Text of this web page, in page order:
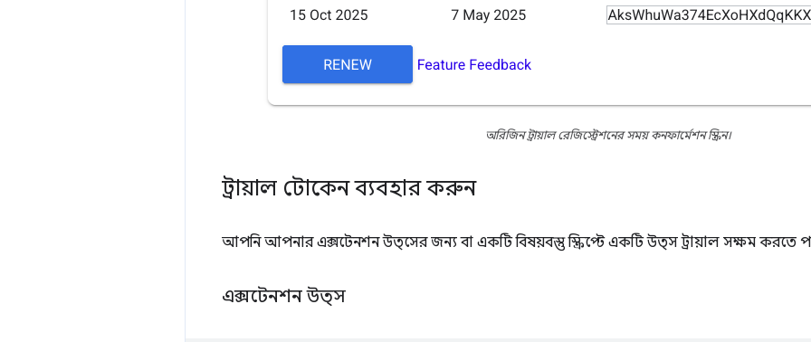
অরিজিন ট্রায়াল রেজিস্ট্রেশনের সময় কনফার্মেশন স্ক্রিন।
ট্রায়াল টোকেন ব্যবহার করুন
আপনি আপনার এক্সটেনশন উত্সের জন্য বা একটি বিষয়বস্তু স্ক্রিপ্টে একটি উত্স ট্রায়াল সক্ষম করতে
এক্সটেনশন উত্স